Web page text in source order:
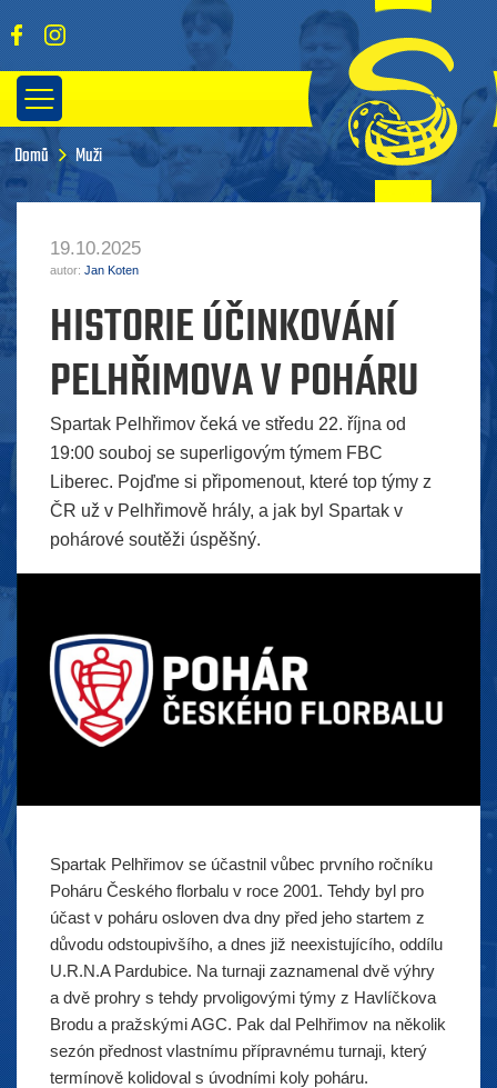
Domů Muži
19.10.2025
autor: Jan Koten
HISTORIE ÚČINKOVÁNÍ
PELHŘIMOVA V POHÁRU
Spartak Pelhřimov čeká ve středu 22. října od
19:00 souboj se superligovým týmem FBC
Liberec. Pojďme si připomenout, které top týmy z
ČR už v Pelhřimově hrály, a jak byl Spartak v
pohárové soutěži úspěšný.
Spartak Pelhřimov se účastnil vůbec prvního ročníku
Poháru Českého florbalu v roce 2001. Tehdy byl pro
účast v poháru osloven dva dny před jeho startem z
důvodu odstoupivšího, a dnes již neexistujícího, oddílu
U.R.N.A Pardubice. Na turnaji zaznamenal dvě výhry
a dvě prohry s tehdy prvoligovými týmy z Havlíčkova
Brodu a pražskými AGC. Pak dal Pelhřimov na několik
sezón přednost vlastnímu přípravnému turnaji, který
termínově kolidoval s úvodními koly poháru.